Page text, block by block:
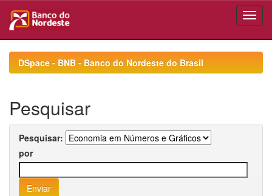
navigationDSpace - BNB - Banco do Nordeste do Brasil
Pesquisar
Pesquisar:
por